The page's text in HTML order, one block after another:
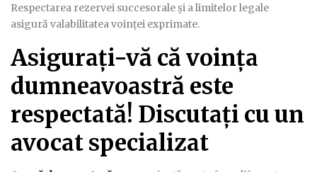
Respectarea rezervei succesorale și a limitelor legale
asigură valabilitatea voinței exprimate.
Asigurați-vă că voința
dumneavoastră este
respectată! Discutați cu un
avocat specializat